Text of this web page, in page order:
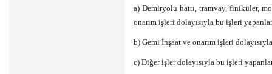
a) Demiryolu hattı, tramvay, finiküler,
onarım işleri dolayısıyla bu işleri
b) Gemi İnşaat ve onarım işleri
c) Diğer işler dolayısıyla bu işleri